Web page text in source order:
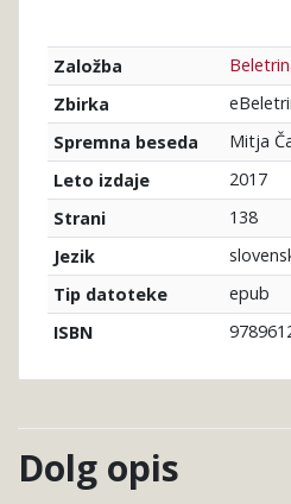
Založba
Zbirka
Spremna beseda
Mitja
Leto izdaje
2017
Strani
138
Jezik
Tip datoteke
epub
ISBN
Dolg opis